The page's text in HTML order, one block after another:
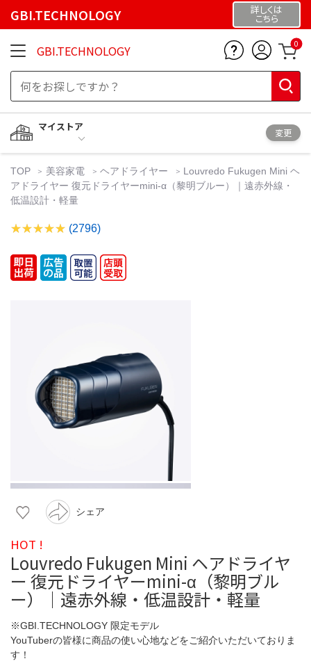
GBI.TECHNOLOGY 詳しくは
こちら
GBI.TECHNOLOGY 0
マイストア
変更
TOP 美容家電 ヘアドライヤー
Louvredo Fukugen Mini ヘ
アドライヤー 復元ドライヤーmini-α（黎明ブルー）｜遠赤外線・
低温設計・軽量
(2796)
シェア
HOT !
Louvredo Fukugen Mini ヘアドライヤ
ー 復元ドライヤーmini-α（黎明ブル
ー）｜遠赤外線・低温設計・軽量
※GBI.TECHNOLOGY 限定モデル
YouTuberの皆様に商品の使い心地などをご紹介いただいておりま
す！